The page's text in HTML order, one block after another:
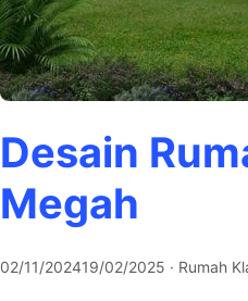
Desain
Megah
02/11/202419/02/2025 · Rumah